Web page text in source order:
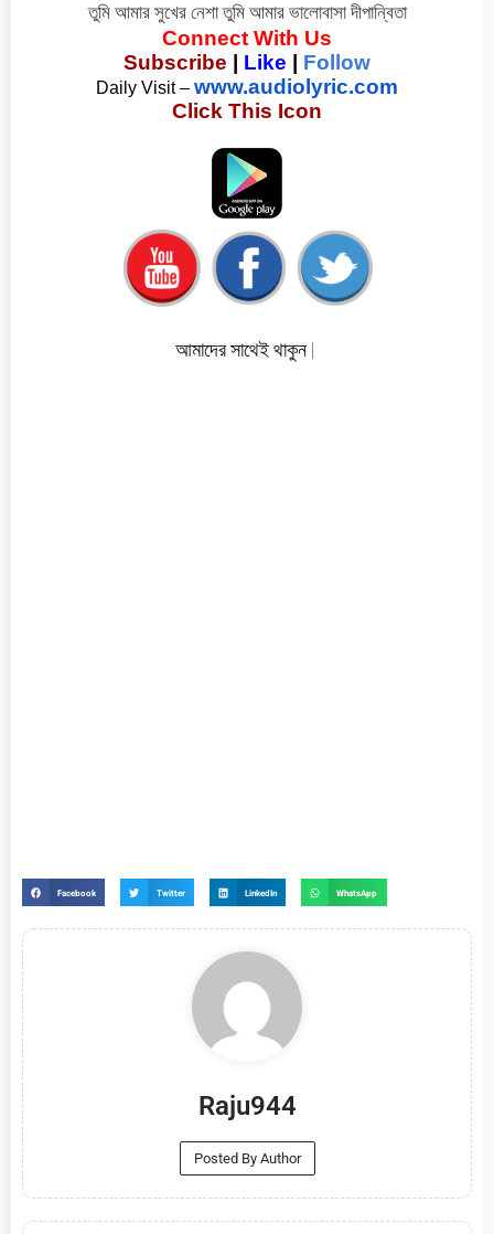
তুমি আমার সুখের নেশা তুমি আমার ভালোবাসা দীপান্বিতা
Connect With Us
Subscribe
Like Follow
Daily Visit – www.audiolyric.com
Click This Icon
আমাদের সাথেই থাকুন |
Facebook Twitter LinkedIn WhatsApp
Raju944
Posted By Author